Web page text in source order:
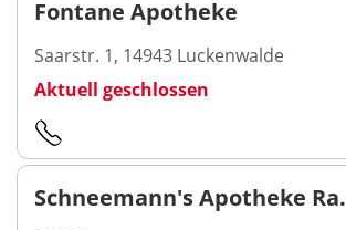
Fontane Apotheke
Saarstr. 1, 14943 Luckenwalde
Aktuell geschlossen
Schneemann's Apotheke Ra.